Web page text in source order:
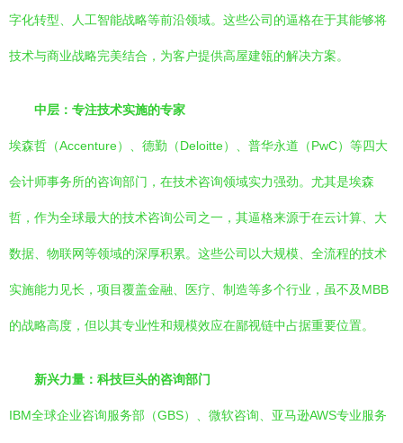
字化转型、人工智能战略等前沿领域。这些公司的逼格在于其能够将
技术与商业战略完美结合，为客户提供高屋建瓴的解决方案。
中层：专注技术实施的专家
埃森哲（Accenture）、德勤（Deloitte）、普华永道（PwC）等四大
会计师事务所的咨询部门，在技术咨询领域实力强劲。尤其是埃森
哲，作为全球最大的技术咨询公司之一，其逼格来源于在云计算、大
数据、物联网等领域的深厚积累。这些公司以大规模、全流程的技术
实施能力见长，项目覆盖金融、医疗、制造等多个行业，虽不及MBB
的战略高度，但以其专业性和规模效应在鄙视链中占据重要位置。
新兴力量：科技巨头的咨询部门
IBM全球企业咨询服务部（GBS）、微软咨询、亚马逊AWS专业服务